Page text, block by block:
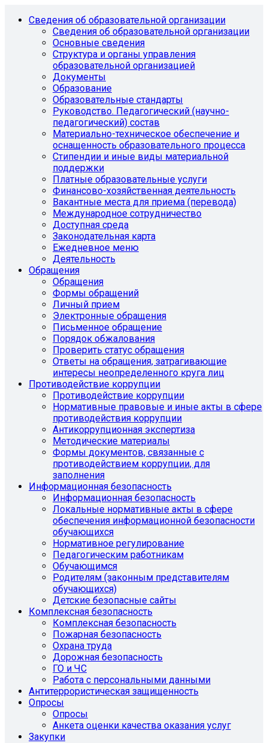
Сведения об образовательной организации
Сведения об образовательной организации
Основные сведения
Структура и органы управления
образовательной организацией
Документы
Образование
Образовательные стандарты
Руководство. Педагогический (научно-
педагогический) состав
Материально-техническое обеспечение и
оснащенность образовательного процесса
Стипендии и иные виды материальной
поддержки
Платные образовательные услуги
Финансово-хозяйственная деятельность
Вакантные места для приема (перевода)
Международное сотрудничество
Доступная среда
Законодательная карта
Ежедневное меню
Деятельность
Обращения
Обращения
Формы обращений
Личный прием
Электронные обращения
Письменное обращение
Порядок обжалования
Проверить статус обращения
Ответы на обращения, затрагивающие
интересы неопределенного круга лиц
Противодействие коррупции
Противодействие коррупции
Нормативные правовые и иные акты в сфере
противодействия коррупции
Антикоррупционная экспертиза
Методические материалы
Формы документов, связанные с
противодействием коррупции, для
заполнения
Информационная безопасность
Информационная безопасность
Локальные нормативные акты в сфере
обеспечения информационной безопасности
обучающихся
Нормативное регулирование
Педагогическим работникам
Обучающимся
Родителям (законным представителям
обучающихся)
Детские безопасные сайты
Комплексная безопасность
Комплексная безопасность
Пожарная безопасность
Охрана труда
Дорожная безопасность
ГО и ЧС
Работа с персональными данными
Антитеррористическая защищенность
Опросы
Опросы
Анкета оценки качества оказания услуг
Закупки